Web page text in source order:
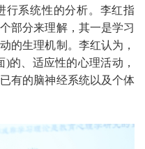
行系统性的分析。李红指
部分来理解，其一是学习
的生理机制。李红认为，
的、适应性的心理活动，
有的脑神经系统以及个体